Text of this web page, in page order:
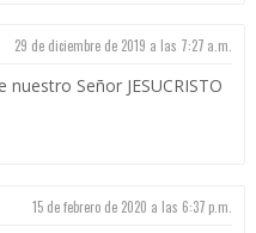
29 de diciembre de 2019 a las 7:27 a.m.
Señor JESUCRISTO
15 de febrero de 2020 a las 6:37 p.m.